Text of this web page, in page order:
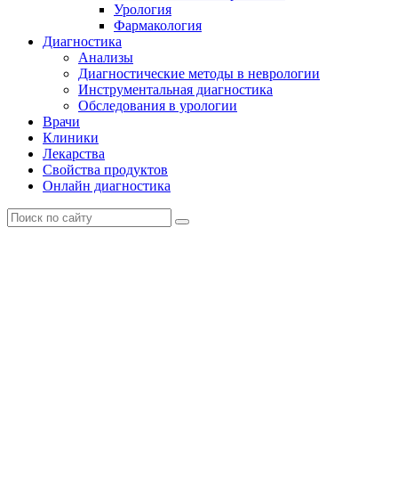
Урология
Фармакология
Диагностика
Анализы
Диагностические методы в неврологии
Инструментальная диагностика
Обследования в урологии
Врачи
Клиники
Лекарства
Свойства продуктов
Онлайн диагностика